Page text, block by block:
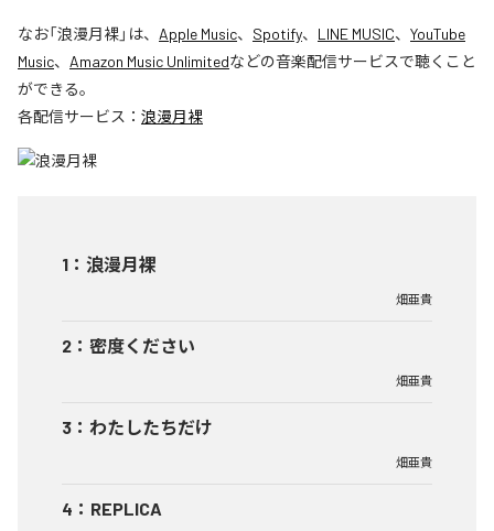
なお「浪漫月裸」は、 Apple Music、 Spotify、 LINE MUSIC、 YouTube
Music、 Amazon Music Unlimitedなどの音楽配信サービスで聴くこと
ができる。
各配信サービス： 浪漫月裸
1 ： 浪漫月裸
畑亜貴
2 ： 密度ください
畑亜貴
3 ： わたしたちだけ
畑亜貴
4 ： REPLICA